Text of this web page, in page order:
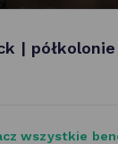
|
wszystkie